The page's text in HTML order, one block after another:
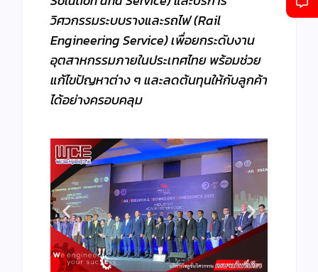
วิศวกรรมระบบรางและรถไฟ (Rail
Engineering Service) เพื่อยกระดับงาน
อุตสาหกรรมภายในประเทศไทย พร้อมช่วย
แก้ไขปัญหาต่าง ๆ และลดต้นทุนให้กับลูกค้า
ได้อย่างครอบคลุม